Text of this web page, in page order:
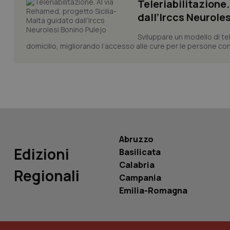
dall’Irccs
Sviluppare un modello di
domicilio, migliorando l’accesso alle cure per le persone
Edizioni
Regionali
Abruzzo
Basilicata
Calabria
Campania
Emilia-Romagna
tracking-sites-
tracking-enable